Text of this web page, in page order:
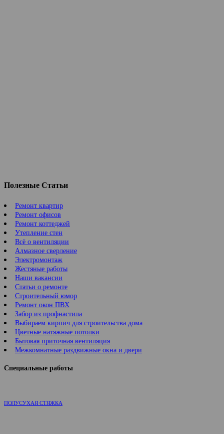
Полезные Статьи
Ремонт квартир
Ремонт офисов
Ремонт коттеджей
Утепление стен
Всё о вентиляции
Алмазное сверление
Электромонтаж
Жестяные работы
Наши вакансии
Статьи о ремонте
Строительный юмор
Ремонт окон ПВХ
Забор из профнастила
Выбираем кирпич для строительства дома
Цветные натяжные потолки
Бытовая приточная вентиляция
Межкомнатные раздвижные окна и двери
Специальные работы
ПОЛУСУХАЯ СТЯЖКА